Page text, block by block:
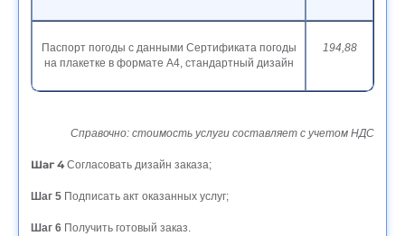
Паспорт погоды с данными Сертификата погоды
на плакетке в формате А4, стандартный дизайн
194,88
Справочно: стоимость услуги составляет с учетом НДС
Шаг 4Согласовать дизайн заказа;
Шаг 5 Подписать акт оказанных услуг;
Шаг 6 Получить готовый заказ.